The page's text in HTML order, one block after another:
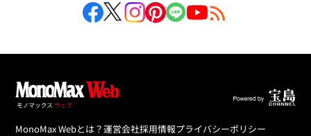
MonoMax Webとは？運営会社採用情報プライバシーポリシー